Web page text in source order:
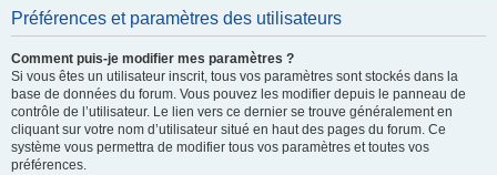
Préférences et paramètres des utilisateurs
Comment puis-je modifier mes paramètres ?
Si vous êtes un utilisateur inscrit, tous vos paramètres sont stockés dans la
base de données du forum. Vous pouvez les modifier depuis le panneau de
contrôle de l’utilisateur. Le lien vers ce dernier se trouve généralement en
cliquant sur votre nom d’utilisateur situé en haut des pages du forum. Ce
système vous permettra de modifier tous vos paramètres et toutes vos
préférences.